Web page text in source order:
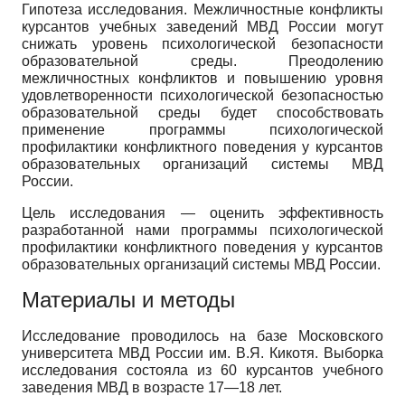
Гипотеза исследования. Межличностные конфликты
курсантов учебных заведений МВД России могут
снижать уровень психологической безопасности
образовательной среды. Преодолению
межличностных конфликтов и повышению уровня
удовлетворенности психологической безопасностью
образовательной среды будет способствовать
применение программы психологической
профилактики конфликтного поведения у курсантов
образовательных организаций системы МВД
России.
Цель исследования — оценить эффективность
разработанной нами программы психологической
профилактики конфликтного поведения у курсантов
образовательных организаций системы МВД России.
Материалы и методы
Исследование проводилось на базе Московского
университета МВД России им. В.Я. Кикотя. Выборка
исследования состояла из 60 курсантов учебного
заведения МВД в возрасте 17—18 лет.